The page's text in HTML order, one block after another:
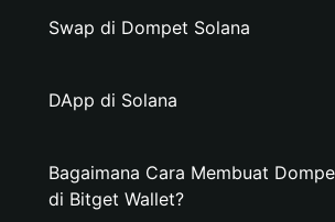
Swap di Dompet Solana
DApp di Solana
Bagaimana Cara Membuat
di Bitget Wallet?